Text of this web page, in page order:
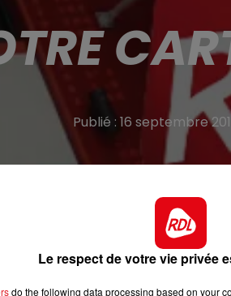
Publié : 16 septembre
offrant une carte cadeau
Inscrivez-vous afin de
Bonne chance
Les Gagnants seront
Le respect de votre vie privée
do the following data processing based on your